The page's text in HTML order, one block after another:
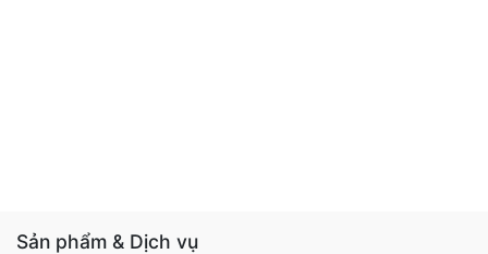
Sản phẩm & Dịch vụ